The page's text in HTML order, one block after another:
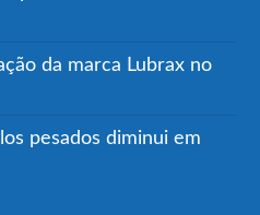
da marca Lubrax no
pesados diminui em